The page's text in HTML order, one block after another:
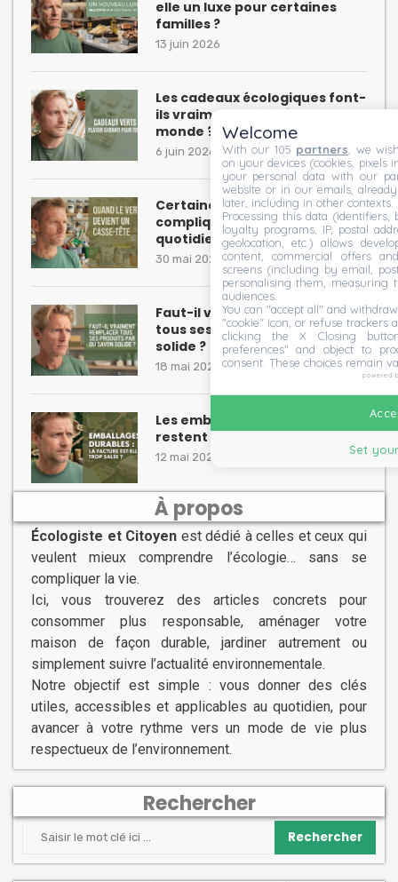
elle un luxe pour certaines
familles ?
13 juin 2026
Les cadeaux écologiques font-
ils vraiment plaisir à tout le
monde ?
6 juin 2026
Certaines habitudes “écolos”
compliquent inutilement le
quotidien
30 mai 2026
Faut-il vraiment remplacer
tous ses produits par du savon
solide ?
18 mai 2026
Les emballages écologiques
restent parfois hors de prix
12 mai 2026
À propos
Écologiste et Citoyen est dédié à celles et ceux qui
veulent mieux comprendre l’écologie… sans se
compliquer la vie.
Ici, vous trouverez des articles concrets pour
consommer plus responsable, aménager votre
maison de façon durable, jardiner autrement ou
simplement suivre l’actualité environnementale.
Notre objectif est simple : vous donner des clés
utiles, accessibles et applicables au quotidien, pour
avancer à votre rythme vers un mode de vie plus
respectueux de l’environnement.
Rechercher
Rechercher
Welcome
With our 105 partners , we
on your devices (cookies, pixels
your personal data with our
website or in our emails,
later, including in other contexts.
Processing this data (identifiers,
loyalty programs, IP, postal
geolocation, etc.) allows
content, commercial offers
screens (including by email,
personalising them, measuring
audiences.
You can "accept all" and
"cookie" icon, or refuse trackers
clicking the X Closing
preferences" and object to
consent. These choices remain
powered
Set